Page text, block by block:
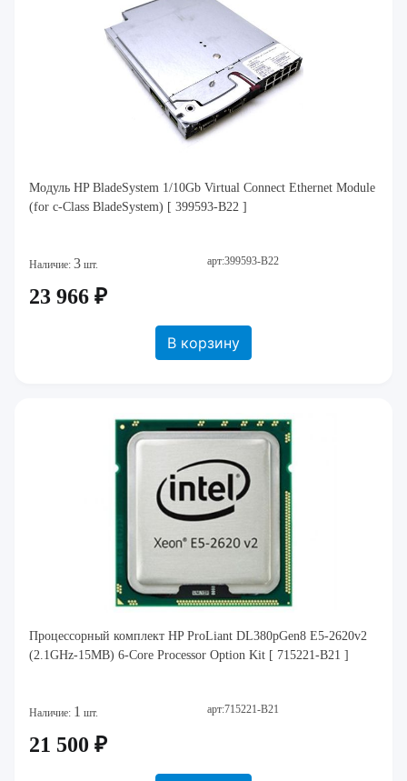
Модуль HP BladeSystem 1/10Gb Virtual Connect Ethernet Module
(for c-Class BladeSystem) [ 399593-B22 ]
Наличие: 3 шт. арт:399593-B22
23 966 ₽
В корзину
Процессорный комплект HP ProLiant DL380pGen8 E5-2620v2
(2.1GHz-15MB) 6-Core Processor Option Kit [ 715221-B21 ]
Наличие: 1 шт. арт:715221-B21
21 500 ₽